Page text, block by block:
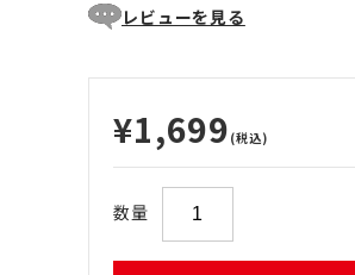
レビューを見る
¥1,699 (税込)
数量